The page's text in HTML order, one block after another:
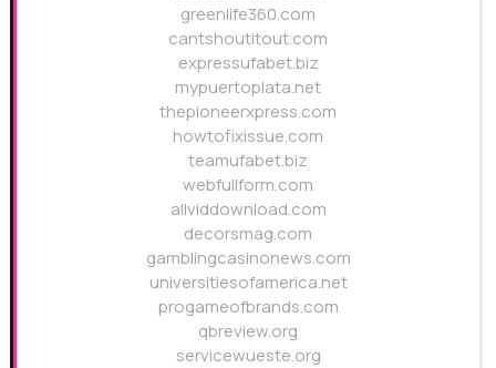
greenlife360.com
cantshoutitout.com
expressufabet.biz
mypuertoplata.net
thepioneerxpress.com
howtofixissue.com
teamufabet.biz
webfullform.com
allviddownload.com
decorsmag.com
gamblingcasinonews.com
universitiesofamerica.net
progameofbrands.com
qbreview.org
servicewueste.org